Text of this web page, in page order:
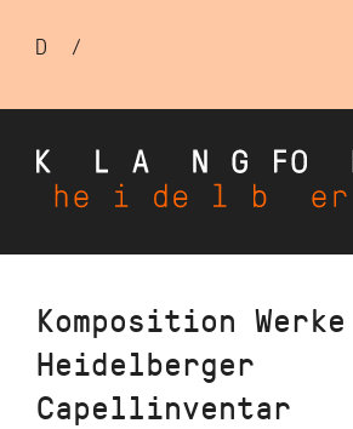
Direkt
Inhalt
Sprachumschalter
D /
Komposition
Heidelberger
Capellinventar